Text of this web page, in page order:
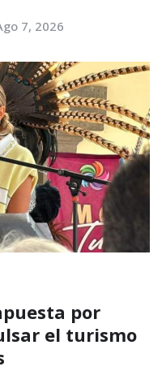
7, 2026
por
el turismo